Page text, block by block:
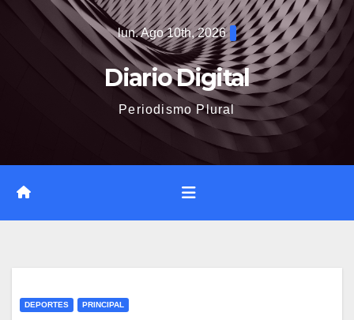
lun. Ago 10th, 2026
Diario Digital
Periodismo Plural
DEPORTES PRINCIPAL